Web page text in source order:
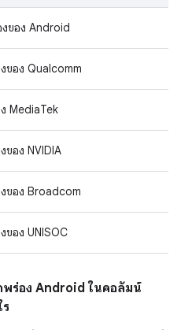
ของ Android
ของ Qualcomm
MediaTek
ของ NVIDIA
ของ Broadcom
ของ UNISOC
พร่อง Android ในคอลัมน์